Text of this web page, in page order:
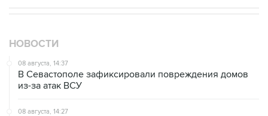
НОВОСТИ
08 августа, 14:37
В Севастополе зафиксировали повреждения домов
из-за атак ВСУ
08 августа, 14:27